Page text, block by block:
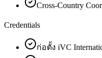
Cross-Country
Credentials
ก่อตั้ง iVC